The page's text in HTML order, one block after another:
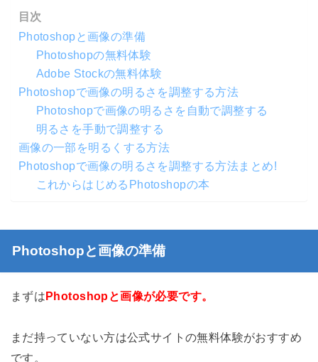
目次
Photoshopと画像の準備
Photoshopの無料体験
Adobe Stockの無料体験
Photoshopで画像の明るさを調整する方法
Photoshopで画像の明るさを自動で調整する
明るさを手動で調整する
画像の一部を明るくする方法
Photoshopで画像の明るさを調整する方法まとめ!
これからはじめるPhotoshopの本
Photoshopと画像の準備
まずはPhotoshopと画像が必要です。
まだ持っていない方は公式サイトの無料体験がおすすめ
です。